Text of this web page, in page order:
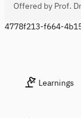
Offered by Prof.
4778f213-f664-
Learnings